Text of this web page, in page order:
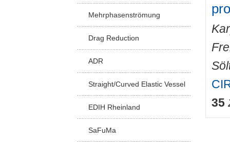
Mehrphasenströmung
Drag Reduction
ADR
Straight/Curved Elastic Vessel
EDIH Rheinland
SaFuMa
35